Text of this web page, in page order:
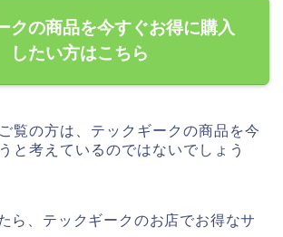
クの商品を今すぐお得に購入
したい方はこちら
覧の方は、テックギークの商品を今
と考えているのではないでしょう
ら、テックギークのお店でお得なサ